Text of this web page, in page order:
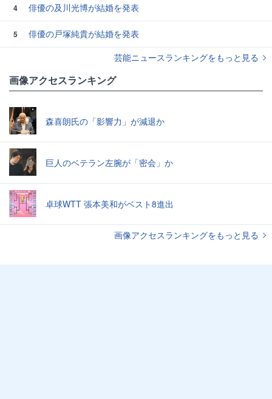
4 俳優の及川光博が結婚を発表
5
俳優の戸塚純貴が結婚を発表
芸能ニュースランキングをもっと見る
画像アクセスランキング
森喜朗氏の「影響力」が減退か
巨人のベテラン左腕が「密会」か
卓球WTT 張本美和がベスト8進出
画像アクセスランキングをもっと見る